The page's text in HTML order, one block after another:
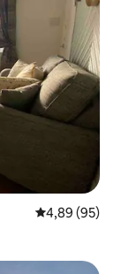
4,89 ud af 5 i
4,89 (95)